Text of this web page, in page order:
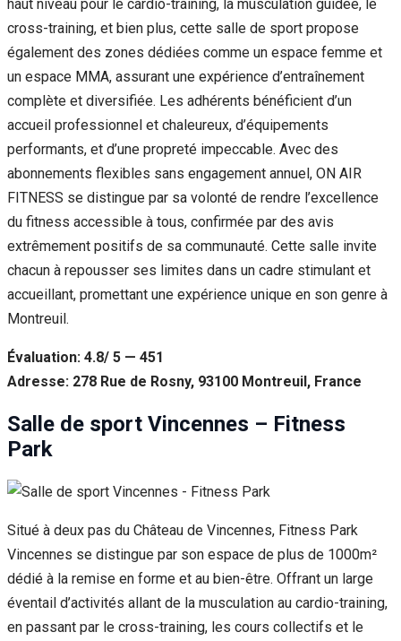
haut niveau pour le cardio-training, la musculation guidée, le
cross-training, et bien plus, cette salle de sport propose
également des zones dédiées comme un espace femme et
un espace MMA, assurant une expérience d’entraînement
complète et diversifiée. Les adhérents bénéficient d’un
accueil professionnel et chaleureux, d’équipements
performants, et d’une propreté impeccable. Avec des
abonnements flexibles sans engagement annuel, ON AIR
FITNESS se distingue par sa volonté de rendre l’excellence
du fitness accessible à tous, confirmée par des avis
extrêmement positifs de sa communauté. Cette salle invite
chacun à repousser ses limites dans un cadre stimulant et
accueillant, promettant une expérience unique en son genre à
Montreuil.
Évaluation: 4.8/ 5 — 451
Adresse: 278 Rue de Rosny, 93100 Montreuil, France
Salle de sport Vincennes – Fitness
Park
Situé à deux pas du Château de Vincennes, Fitness Park
Vincennes se distingue par son espace de plus de 1000m²
dédié à la remise en forme et au bien-être. Offrant un large
éventail d’activités allant de la musculation au cardio-training,
en passant par le cross-training, les cours collectifs et le